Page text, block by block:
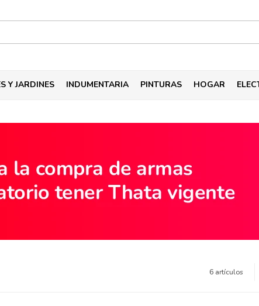
Y JARDINES INDUMENTARIA PINTURAS HOGAR
6 artículos